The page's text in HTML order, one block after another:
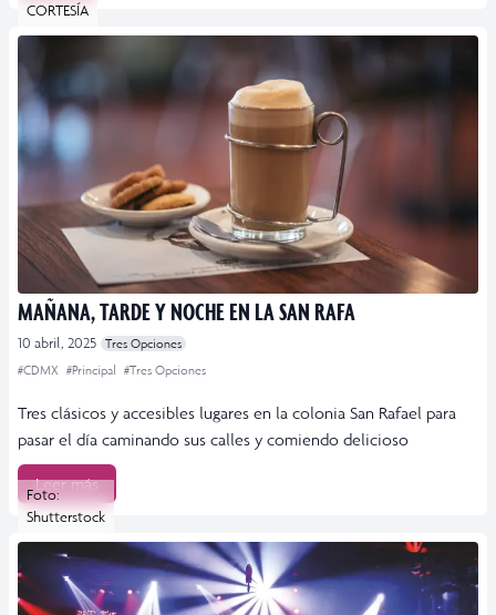
CORTESÍA
MAÑANA, TARDE Y NOCHE EN LA SAN RAFA
10 abril, 2025 Tres Opciones
#CDMX #Principal #Tres Opciones
Tres clásicos y accesibles lugares en la colonia San Rafael para
pasar el día caminando sus calles y comiendo delicioso
Leer más
Foto:
Shutterstock